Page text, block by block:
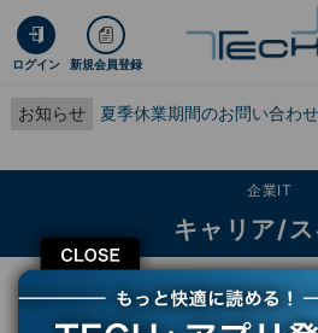
ログイン 新規会員登録
お知らせ 夏季休業期間のお問い合わ
CLOSE
企業IT
キャリア/
TECH+ 企業IT
キャリア/スキル